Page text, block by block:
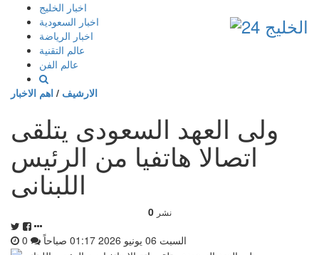
إذهب
المحتوى
اخبار الخليج
اخبار السعودية
اخبار الرياضة
عالم التقنية
عالم الفن
الارشيف / اهم الاخبار
ولى العهد السعودى يتلقى
اتصالا هاتفيا من الرئيس
اللبنانى
0 نشر
السبت 06 يونيو 2026 01:17 صباحاً